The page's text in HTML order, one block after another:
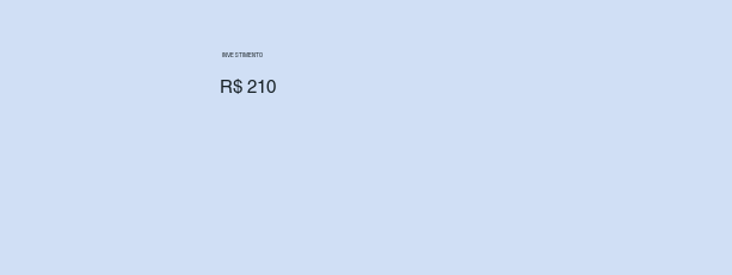
INVESTIMENTO
R$ 210